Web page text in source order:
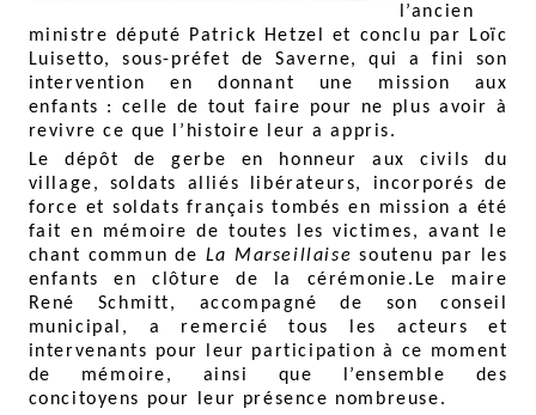
l’ancien
ministre député Patrick Hetzel et conclu par Loïc
Luisetto, sous-préfet de Saverne, qui a fini son
intervention en donnant une mission aux
enfants : celle de tout faire pour ne plus avoir à
revivre ce que l’histoire leur a appris.
Le dépôt de gerbe en honneur aux civils du
village, soldats alliés libérateurs, incorporés de
force et soldats français tombés en mission a été
fait en mémoire de toutes les victimes, avant le
chant commun de La Marseillaisesoutenu par les
enfants en clôture de la cérémonie.Le maire
René Schmitt, accompagné de son conseil
municipal, a remercié tous les acteurs et
intervenants pour leur participation à ce moment
de mémoire, ainsi que l’ensemble des
concitoyens pour leur présence nombreuse.